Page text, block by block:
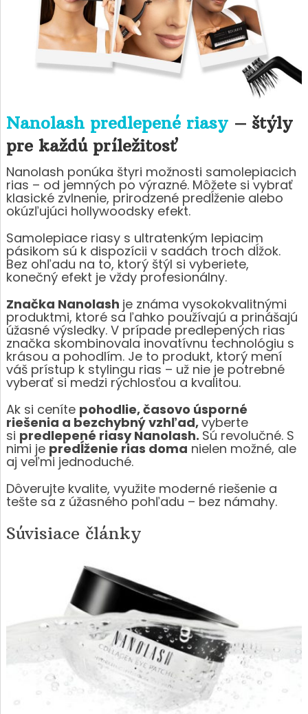
Nanolash predlepené riasy– štýly
pre každú príležitosť
Nanolash ponúka štyri možnosti samolepiacich
rias – od jemných po výrazné. Môžete si vybrať
klasické zvlnenie, prirodzené predĺženie alebo
okúzľujúci hollywoodsky efekt.
Samolepiace riasy s ultratenkým lepiacim
pásikom sú k dispozícii v sadách troch dĺžok.
Bez ohľadu na to, ktorý štýl si vyberiete,
konečný efekt je vždy profesionálny.
Značka Nanolash je známa vysokokvalitnými
produktmi, ktoré sa ľahko používajú a prinášajú
úžasné výsledky. V prípade predlepených rias
značka skombinovala inovatívnu technológiu s
krásou a pohodlím. Je to produkt, ktorý mení
váš prístup k stylingu rias – už nie je potrebné
vyberať si medzi rýchlosťou a kvalitou.
Ak si ceníte pohodlie, časovo úsporné
riešenia a bezchybný vzhľad,vyberte
si predlepené riasy Nanolash. Sú revolučné. S
nimi je predĺženie rias doma nielen možné, ale
aj veľmi jednoduché.
Dôverujte kvalite, využite moderné riešenie a
tešte sa z úžasného pohľadu – bez námahy.
Súvisiace články